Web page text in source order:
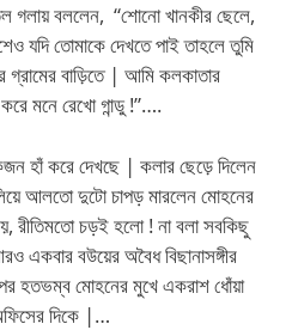
গলায় বললেন, “শোনো খানকীর ছেলে,
যদি তোমাকে দেখতে পাই তাহলে তুমি
গ্রামের বাড়িতে | আমি কলকাতার
করে মনে রেখো গান্ডু !”….
হাঁ করে দেখছে | কলার ছেড়ে দিলেন
আলতো দুটো চাপড় মারলেন মোহনের
রীতিমতো চড়ই হলো ! না বলা সবকিছু
একবার বউয়ের অবৈধ বিছানাসঙ্গীর
হতভম্ব মোহনের মুখে একরাশ ধোঁয়া
দিকে |…